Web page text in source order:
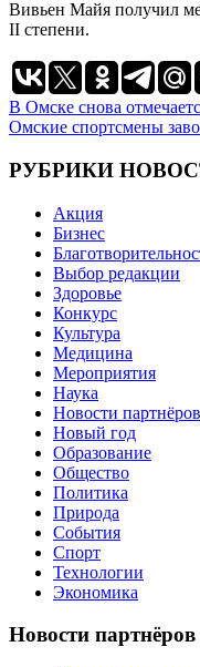
Вивьен Майя получил
II степени.
Навигация
по
записям
В Омске снова
Омские спортсмены
РУБРИКИ
Акция
Бизнес
Выбор редакции
Здоровье
Конкурс
Культура
Медицина
Мероприятия
Наука
Новости партнёров
Новый год
Образование
Общество
Политика
Природа
События
Спорт
Технологии
Экономика
Новости партнёров